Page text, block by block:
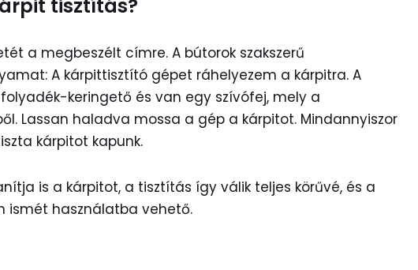
tisztítás?
a megbeszélt címre. A bútorok szakszerű
A kárpittisztító gépet ráhelyezem a kárpitra. A
keringető és van egy szívófej, mely a
Lassan haladva mossa a gép a kárpitot. Mindannyiszor
kárpitot kapunk.
is a kárpitot, a tisztítás így válik teljes körűvé, és a
ismét használatba vehető.